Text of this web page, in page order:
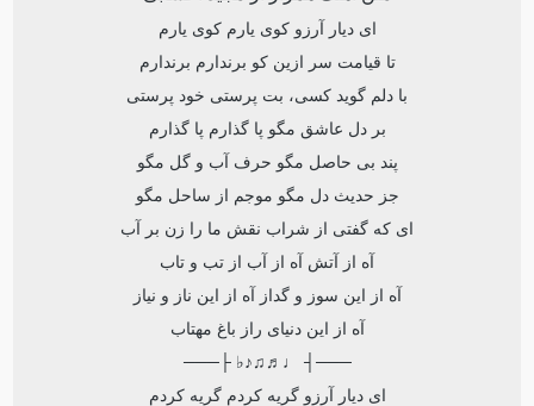
ای دیار آرزو کوی یارم کوی یارم
تا قیامت سر ازین کو برندارم برندارم
با دلم گوید کسی، بت پرستی خود پرستی
بر دل عاشق مگو پا گذارم پا گذارم
پند بی حاصل مگو حرف آب و گل مگو
جز حدیث دل مگو موجم از ساحل مگو
ای که گفتی از شراب نقش ما را زن بر آب
آه از آتش آه از آب از تب و تاب
آه از این سوز و گداز آه از این ناز و نیاز
آه از این دنیای راز باغ مهتاب
───┤ ♩♬♫♪♭ ├───
ای دیار آرزو گریه کردم گریه کردم